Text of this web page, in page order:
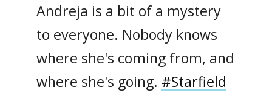
Andreja is a bit of a mystery
to everyone. Nobody knows
where she's coming from, and
where she's going. #Starfield